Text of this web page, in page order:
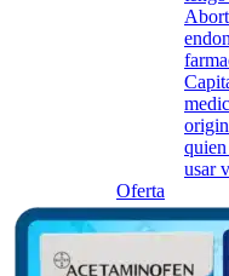
Oferta
en
oferta